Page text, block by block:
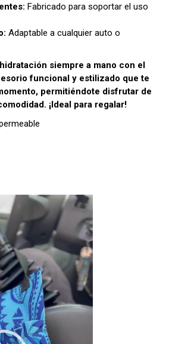
Fabricado para soportar el uso
Adaptable a cualquier auto o
siempre a mano con el
funcional y estilizado que te
permitiéndote disfrutar de
¡Ideal para regalar!